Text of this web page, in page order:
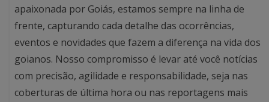
apaixonada por Goiás, estamos sempre na linha de
frente, capturando cada detalhe das ocorrências,
eventos e novidades que fazem a diferença na vida dos
goianos. Nosso compromisso é levar até você notícias
com precisão, agilidade e responsabilidade, seja nas
coberturas de última hora ou nas reportagens mais